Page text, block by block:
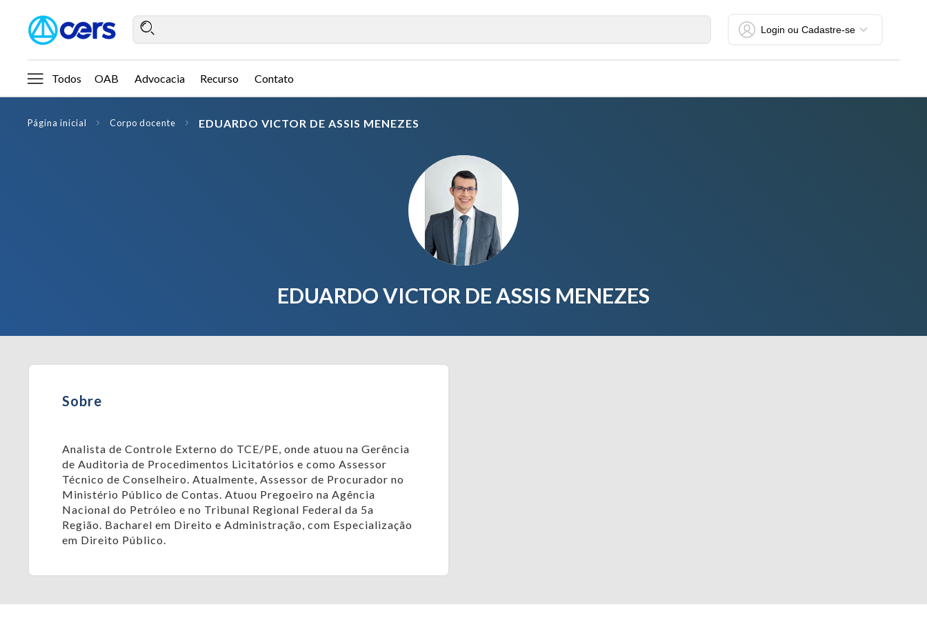
Login ou Cadastre-se
Todos OAB Advocacia Recurso Contato
Página inicial Corpo docente EDUARDO VICTOR DE ASSIS MENEZES
EDUARDO VICTOR DE ASSIS MENEZES
Sobre
Analista de Controle Externo do TCE/PE, onde atuou na Gerência
de Auditoria de Procedimentos Licitatórios e como Assessor
Técnico de Conselheiro. Atualmente, Assessor de Procurador no
Ministério Público de Contas. Atuou Pregoeiro na Agência
Nacional do Petróleo e no Tribunal Regional Federal da 5a
Região. Bacharel em Direito e Administração, com Especialização
em Direito Público.